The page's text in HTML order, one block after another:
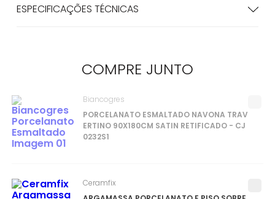
ESPECIFICAÇÕES TÉCNICAS
COMPRE JUNTO
PORCELANATO ESMALTADO NAVONA TRAV
ERTINO 90X180CM SATIN RETIFICADO - CJ
0232S1
Biancogres
Ceramfix